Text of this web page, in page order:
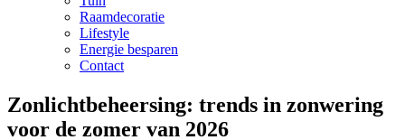
Raamdecoratie
Lifestyle
Energie besparen
Contact
Zonlichtbeheersing: trends in zonwering
voor de zomer van 2026